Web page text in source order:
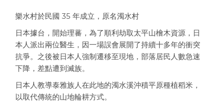
樂水村於民國 35 年成立，原名濁水村
日本據台，開始理蕃，為了順利劫取太平山檜木資源，日
本人派出兩位醫生，因一場誤會展開了持續十多年的衝突
抗爭。之後被日本人強制遷移至現地，部落居民人數急速
下降，差點遭到滅族。
日本人教導泰雅族人在此地的濁水溪沖積平原種植稻米，
以取代傳統的山地輪耕方式。